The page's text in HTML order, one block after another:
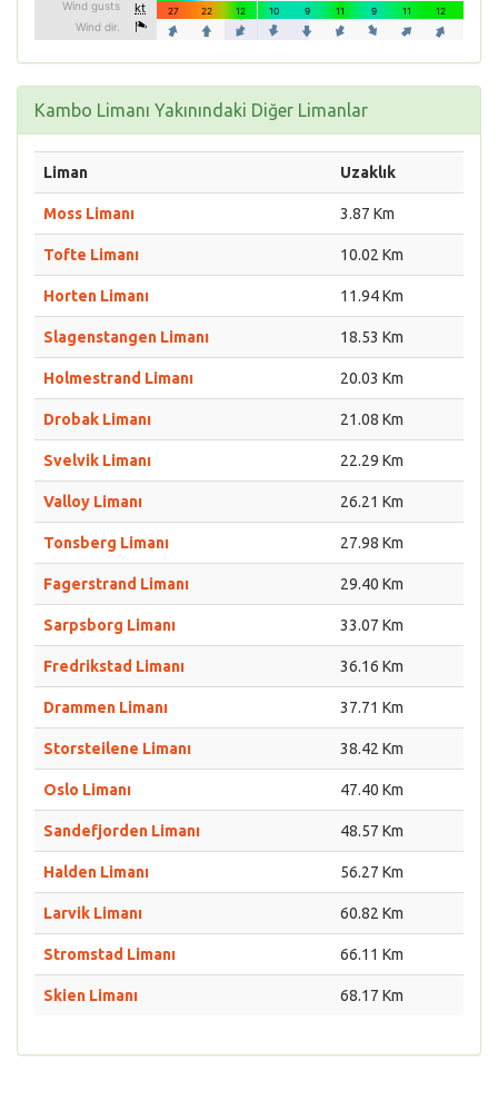
Kambo Limanı Yakınındaki Diğer Limanlar
Liman Uzaklık
Moss Limanı 3.87 Km
Tofte Limanı 10.02 Km
Horten Limanı 11.94 Km
Slagenstangen Limanı 18.53 Km
Holmestrand Limanı 20.03 Km
Drobak Limanı 21.08 Km
Svelvik Limanı 22.29 Km
Valloy Limanı 26.21 Km
Tonsberg Limanı 27.98 Km
Fagerstrand Limanı 29.40 Km
Sarpsborg Limanı 33.07 Km
Fredrikstad Limanı 36.16 Km
Drammen Limanı 37.71 Km
Storsteilene Limanı 38.42 Km
Oslo Limanı 47.40 Km
Sandefjorden Limanı 48.57 Km
Halden Limanı 56.27 Km
Larvik Limanı 60.82 Km
Stromstad Limanı 66.11 Km
Skien Limanı 68.17 Km